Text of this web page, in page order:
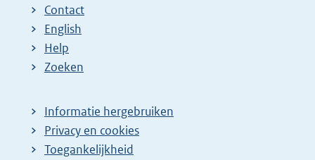
Contact
English
Help
Zoeken
Informatie hergebruiken
Privacy en cookies
Toegankelijkheid